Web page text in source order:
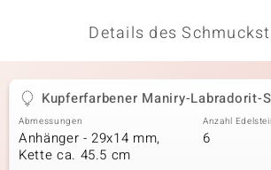
Details des
Kupferfarbener Maniry-Labradorit-
Abmessungen
Anhänger - 29x14 mm,
Kette ca. 45.5 cm
Anzahl
6